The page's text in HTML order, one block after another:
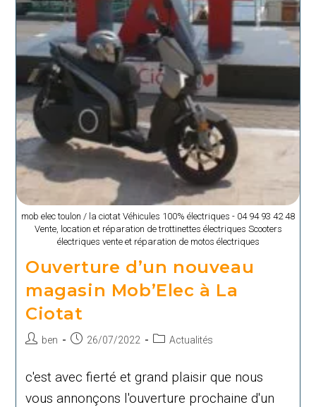
mob elec toulon / la ciotat Véhicules 100% électriques - 04 94 93 42 48
Vente, location et réparation de trottinettes électriques Scooters
électriques vente et réparation de motos électriques
Ouverture d’un nouveau
magasin Mob’Elec à La
Ciotat
Auteur/autrice
publication :
ben
Publication
26/07/2022
PostActualités
c'est avec fierté et grand plaisir que nous
vous annonçons l'ouverture prochaine d'un